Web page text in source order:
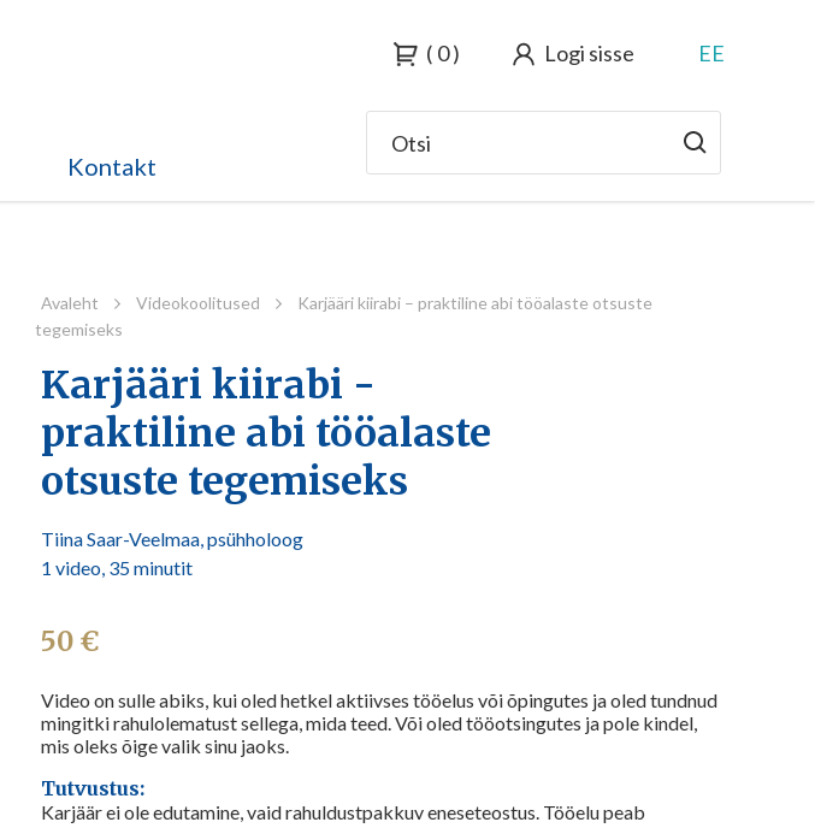
0 Logi sisse EE
Kontakt
Otsi
Avaleht Videokoolitused
Karjääri kiirabi – praktiline abi tööalaste otsuste
tegemiseks
Karjääri kiirabi -
praktiline abi tööalaste
otsuste tegemiseks
Tiina Saar-Veelmaa, psühholoog
1 video, 35 minutit
50 €
Video on sulle abiks, kui oled hetkel aktiivses tööelus või õpingutes ja oled tundnud
mingitki rahulolematust sellega, mida teed. Või oled tööotsingutes ja pole kindel,
mis oleks õige valik sinu jaoks.
Tutvustus:
Karjäär ei ole edutamine, vaid rahuldustpakkuv eneseteostus. Tööelu peab